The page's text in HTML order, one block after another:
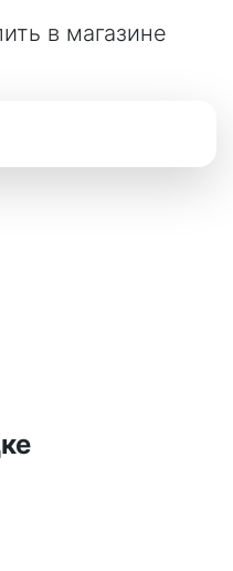
в магазине